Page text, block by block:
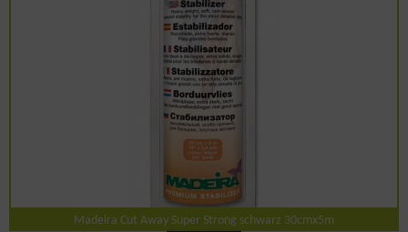
Madeira Cut Away Super Strong schwarz 30cmx5m